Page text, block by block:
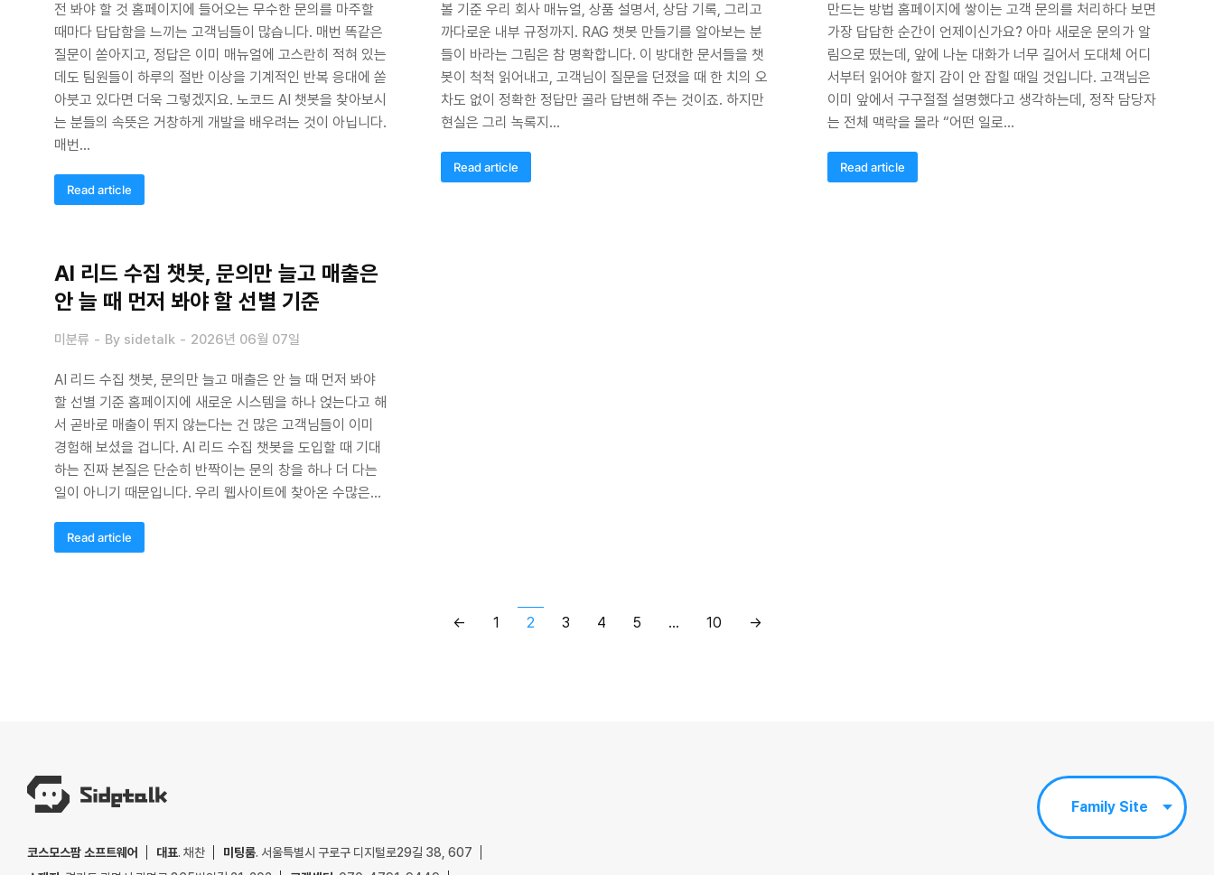
전 봐야 할 것 홈페이지에 들어오는 무수한 문의를 마주할
때마다 답답함을 느끼는 고객님들이 많습니다. 매번 똑같은
질문이 쏟아지고, 정답은 이미 매뉴얼에 고스란히 적혀 있는
데도 팀원들이 하루의 절반 이상을 기계적인 반복 응대에 쏟
아붓고 있다면 더욱 그렇겠지요. 노코드 AI 챗봇을 찾아보시
는 분들의 속뜻은 거창하게 개발을 배우려는 것이 아닙니다.
매번…
Read article
볼 기준 우리 회사 매뉴얼, 상품 설명서, 상담 기록, 그리고
까다로운 내부 규정까지. RAG 챗봇 만들기를 알아보는 분
들이 바라는 그림은 참 명확합니다. 이 방대한 문서들을 챗
봇이 척척 읽어내고, 고객님이 질문을 던졌을 때 한 치의 오
차도 없이 정확한 정답만 골라 답변해 주는 것이죠. 하지만
현실은 그리 녹록지…
Read article
만드는 방법 홈페이지에 쌓이는 고객 문의를 처리하다 보면
가장 답답한 순간이 언제이신가요? 아마 새로운 문의가 알
림으로 떴는데, 앞에 나눈 대화가 너무 길어서 도대체 어디
서부터 읽어야 할지 감이 안 잡힐 때일 것입니다. 고객님은
이미 앞에서 구구절절 설명했다고 생각하는데, 정작 담당자
는 전체 맥락을 몰라 “어떤 일로…
Read article
AI 리드 수집 챗봇, 문의만 늘고 매출은
안 늘 때 먼저 봐야 할 선별 기준
미분류 By sidetalk 2026년 06월 07일
AI 리드 수집 챗봇, 문의만 늘고 매출은 안 늘 때 먼저 봐야
할 선별 기준 홈페이지에 새로운 시스템을 하나 얹는다고 해
서 곧바로 매출이 뛰지 않는다는 건 많은 고객님들이 이미
경험해 보셨을 겁니다. AI 리드 수집 챗봇을 도입할 때 기대
하는 진짜 본질은 단순히 반짝이는 문의 창을 하나 더 다는
일이 아니기 때문입니다. 우리 웹사이트에 찾아온 수많은…
Read article
← 1 2 3 4 5 … 10 →
코스모스팜 소프트웨어 대표. 채찬 미팅룸. 서울특별시 구로구 디지털로29길 38, 607
Family Site